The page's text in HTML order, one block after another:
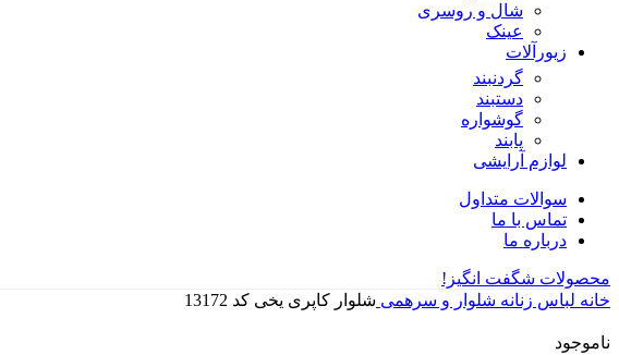
شال و روسری
عینک
زیورآلات
گردنبند
دستبند
گوشواره
پابند
لوازم آرایشی
سوالات متداول
تماس با ما
درباره ما
محصولات شگفت انگیز!
خانه لباس زنانه شلوار و سرهمی شلوار کاپری یخی کد 13172
ناموجود